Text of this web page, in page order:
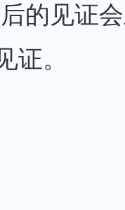
的见证
证。